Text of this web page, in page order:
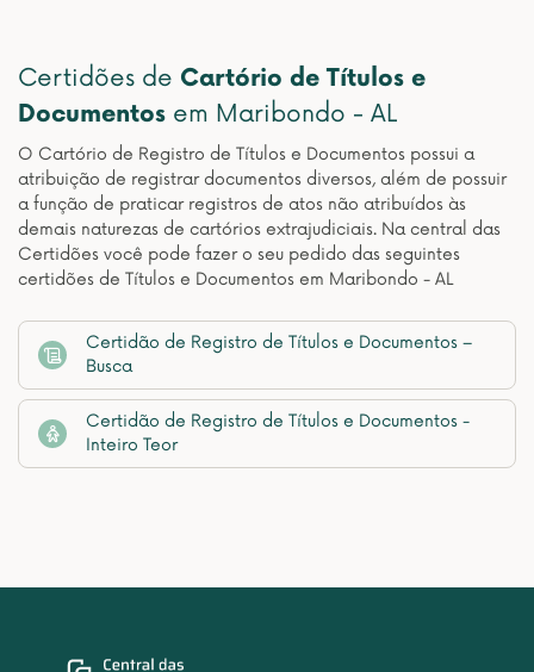
Certidões de Cartório de Títulos e
Documentos em Maribondo - AL
O Cartório de Registro de Títulos e Documentos possui a
atribuição de registrar documentos diversos, além de possuir
a função de praticar registros de atos não atribuídos às
demais naturezas de cartórios extrajudiciais. Na central das
Certidões você pode fazer o seu pedido das seguintes
certidões de Títulos e Documentos em Maribondo - AL
Certidão de Registro de Títulos e Documentos –
Busca
Certidão de Registro de Títulos e Documentos -
Inteiro Teor